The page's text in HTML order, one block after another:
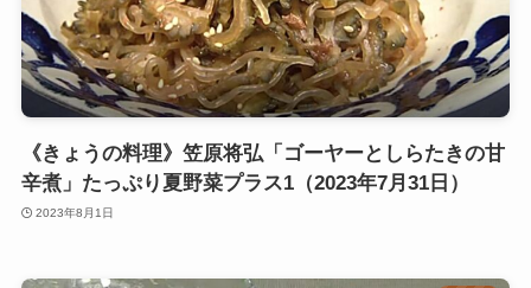
《きょうの料理》笠原将弘「ゴーヤーとしらたきの甘
辛煮」たっぷり夏野菜プラス1（2023年7月31日）
2023年8月1日